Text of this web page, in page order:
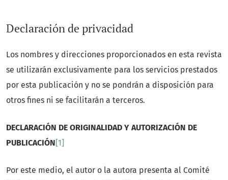
Declaración de privacidad
Los nombres y direcciones proporcionados en esta revista
se utilizarán exclusivamente para los servicios prestados
por esta publicación y no se pondrán a disposición para
otros fines ni se facilitarán a terceros.
DECLARACIÓN DE ORIGINALIDAD Y AUTORIZACIÓN DE
PUBLICACIÓN [1]
Por este medio, el autor o la autora presenta al Comité